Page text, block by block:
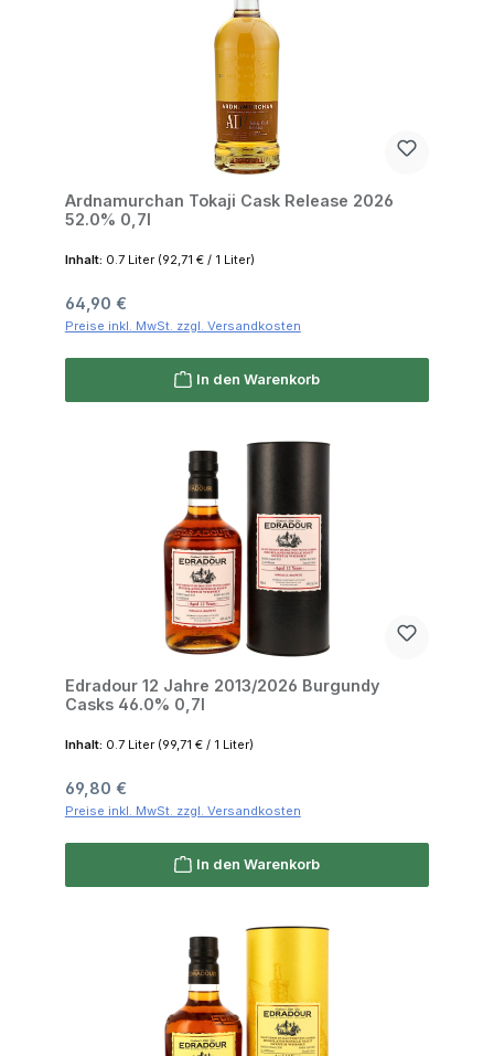
Ardnamurchan Tokaji Cask Release 2026
52.0% 0,7l
Inhalt: 0.7 Liter (92,71 € / 1 Liter)
Regulärer Preis:
64,90 €
Preise inkl. MwSt. zzgl. Versandkosten
In den Warenkorb
Edradour 12 Jahre 2013/2026 Burgundy
Casks 46.0% 0,7l
Inhalt: 0.7 Liter (99,71 € / 1 Liter)
Regulärer Preis:
69,80 €
Preise inkl. MwSt. zzgl. Versandkosten
In den Warenkorb